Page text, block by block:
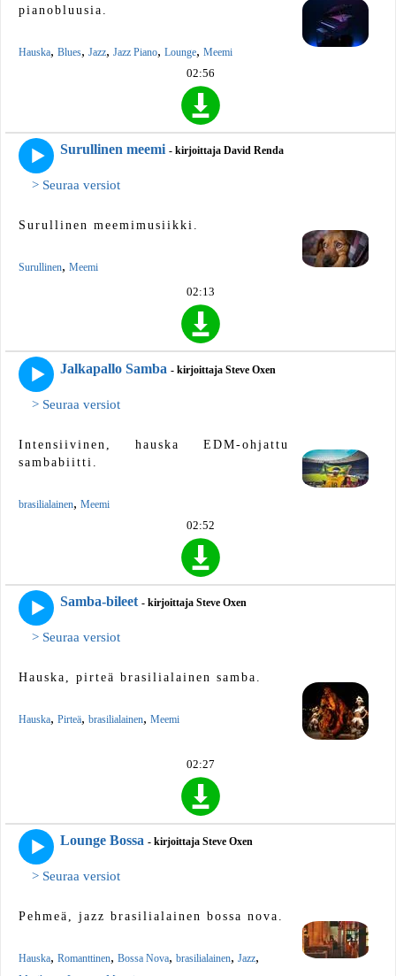
pianobluusia.
Hauska, Blues, Jazz, Jazz Piano, Lounge, Meemi
02:56
Surullinen meemi - kirjoittaja David Renda
> Seuraa versiot
Surullinen meemimusiikki.
Surullinen, Meemi
02:13
Jalkapallo Samba - kirjoittaja Steve Oxen
> Seuraa versiot
Intensiivinen, hauska EDM-ohjattu
sambabiitti.
brasilialainen, Meemi
02:52
Samba-bileet - kirjoittaja Steve Oxen
> Seuraa versiot
Hauska, pirteä brasilialainen samba.
Hauska, Pirteä, brasilialainen, Meemi
02:27
Lounge Bossa - kirjoittaja Steve Oxen
> Seuraa versiot
Pehmeä, jazz brasilialainen bossa nova.
Hauska, Romanttinen, Bossa Nova, brasilialainen, Jazz,